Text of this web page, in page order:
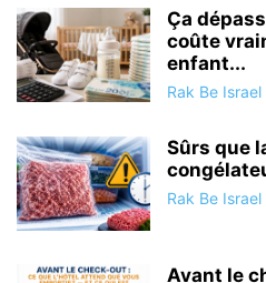
Ça
coûte
enfant...
Rak Be Israel
Sûrs que
Rak Be Israel
Avant le